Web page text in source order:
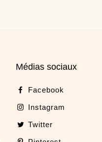
Médias sociaux
Facebook
Instagram
Twitter